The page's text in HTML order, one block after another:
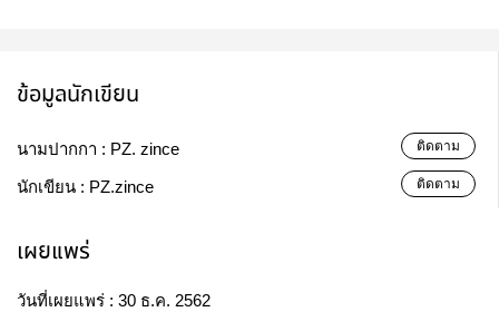
ข้อมูลนักเขียน
นามปากกา : PZ. zince ติดตาม
นักเขียน : PZ.zince ติดตาม
เผยแพร่
วันที่เผยแพร่ : 30 ธ.ค. 2562